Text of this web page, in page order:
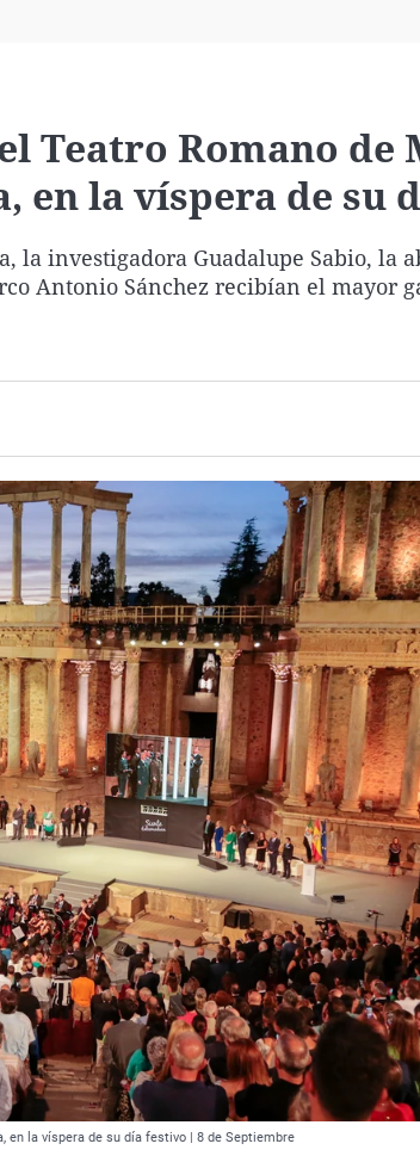
Teatro Romano de
en la víspera de su
la investigadora Guadalupe Sabio, la
Antonio Sánchez recibían el mayor
en la víspera de su día festivo | 8 de Septiembre